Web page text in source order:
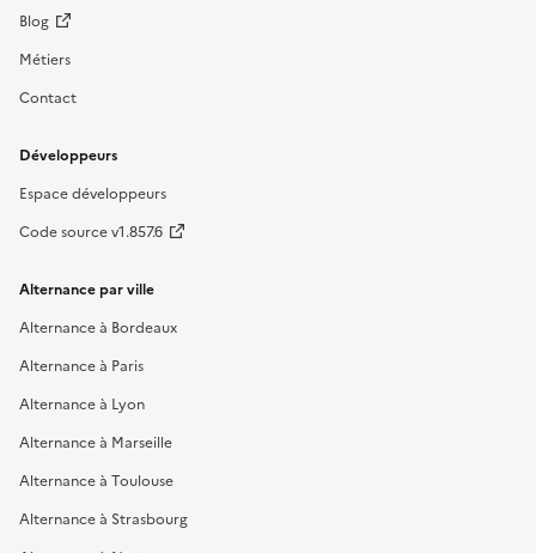
Blog
Métiers
Contact
Développeurs
Espace développeurs
Code source v1.857.6
Alternance par ville
Alternance à Bordeaux
Alternance à Paris
Alternance à Lyon
Alternance à Marseille
Alternance à Toulouse
Alternance à Strasbourg